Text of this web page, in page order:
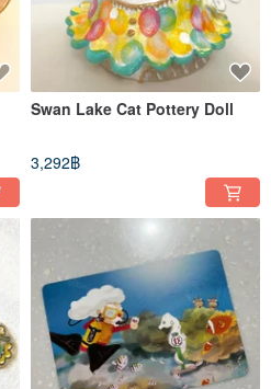
Swan Lake Cat Pottery Doll
3,292฿